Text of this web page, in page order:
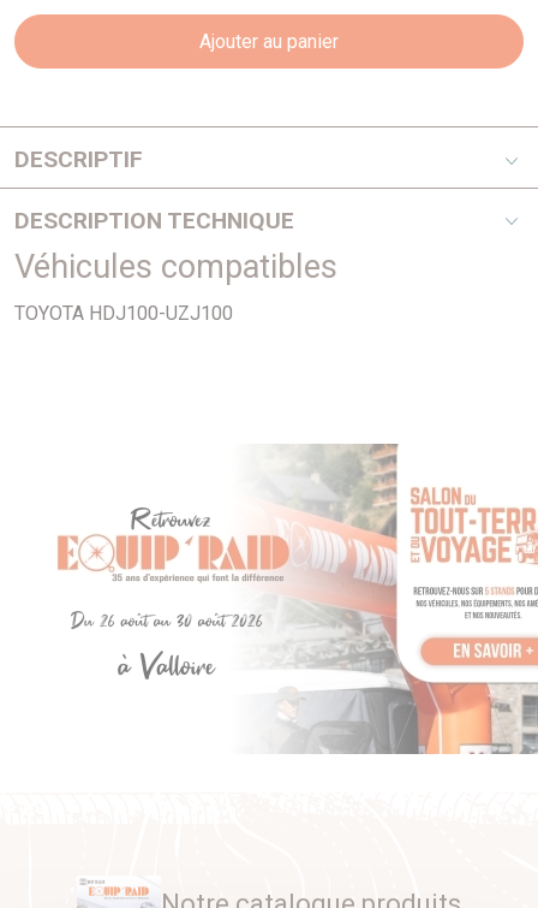
Ajouter au panier
DESCRIPTIF
DESCRIPTION TECHNIQUE
PHOTO NON CONTRACTUELLE
Véhicules compatibles
TOYOTA HDJ100-UZJ100